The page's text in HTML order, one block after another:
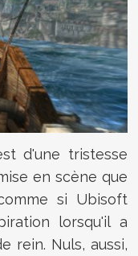
d'une tristesse
en scène que
si Ubisoft
lorsqu'il a
rein. Nuls, aussi,